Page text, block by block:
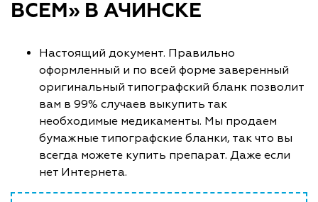
ВСЕМ» В АЧИНСКЕ
Настоящий документ. Правильно
оформленный и по всей форме заверенный
оригинальный типографский бланк позволит
вам в 99% случаев выкупить так
необходимые медикаменты. Мы продаем
бумажные типографские бланки, так что вы
всегда можете купить препарат. Даже если
нет Интернета.